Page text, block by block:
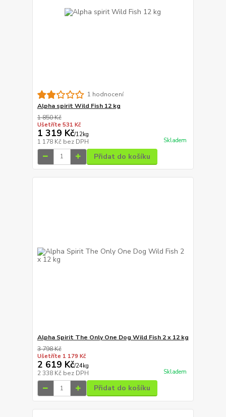
1 hodnocení
Alpha spirit Wild Fish 12 kg
1 850 Kč
Ušetříte 531 Kč
1 319 Kč/12kg
1 178 Kč bez DPH Skladem
Přidat do košíku
Alpha Spirit The Only One Dog Wild Fish 2 x 12 kg
3 798 Kč
Ušetříte 1 179 Kč
2 619 Kč/24kg
2 338 Kč bez DPH Skladem
Přidat do košíku